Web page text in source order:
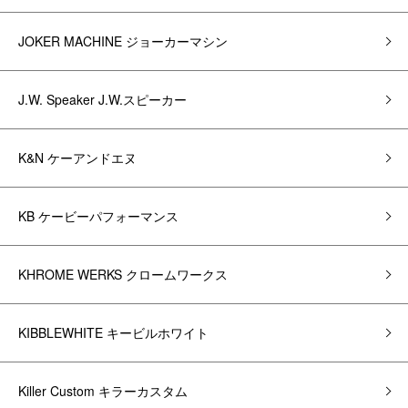
JOKER MACHINE ジョーカーマシン
J.W. Speaker J.W.スピーカー
K&N ケーアンドエヌ
KB ケービーパフォーマンス
KHROME WERKS クロームワークス
KIBBLEWHITE キービルホワイト
Killer Custom キラーカスタム